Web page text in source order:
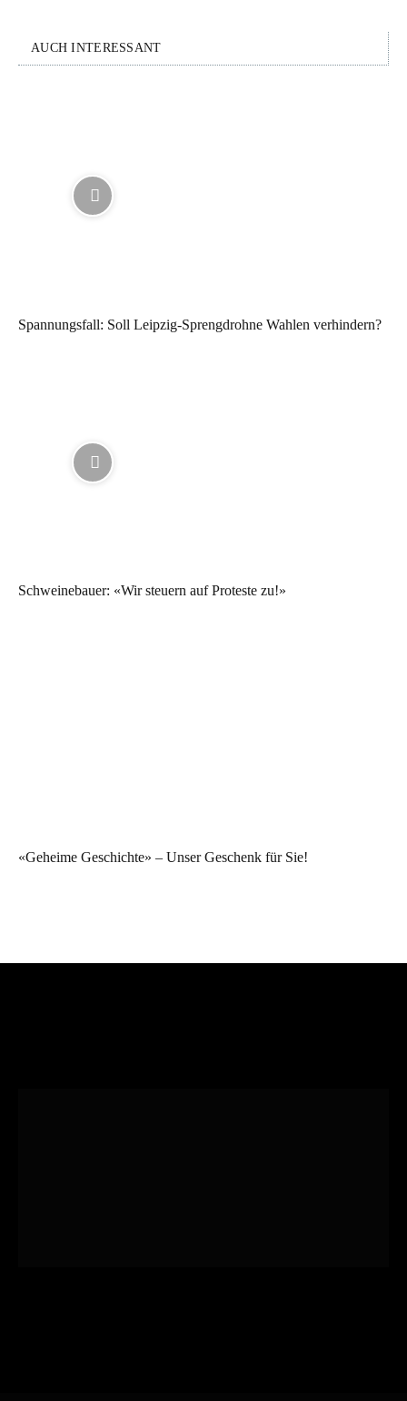
AUCH INTERESSANT
Spannungsfall: Soll Leipzig-Sprengdrohne Wahlen verhindern?
Schweinebauer: «Wir steuern auf Proteste zu!»
«Geheime Geschichte» – Unser Geschenk für Sie!